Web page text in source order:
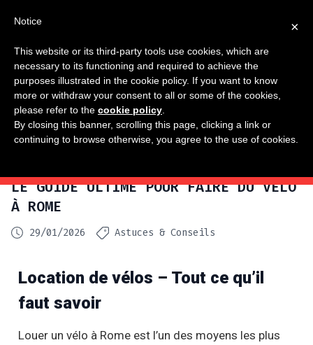
LE GUIDE ULTIME POUR FAIRE DU VÉLO
À ROME
29/01/2026 Astuces & Conseils
Location de vélos – Tout ce qu’il
faut savoir
Louer un vélo à Rome est l’un des moyens les plus
×
Notice
This website or its third-party tools use cookies, which are
necessary to its functioning and required to achieve the
purposes illustrated in the cookie policy. If you want to know
more or withdraw your consent to all or some of the cookies,
please refer to the cookie policy.
By closing this banner, scrolling this page, clicking a link or
continuing to browse otherwise, you agree to the use of cookies.